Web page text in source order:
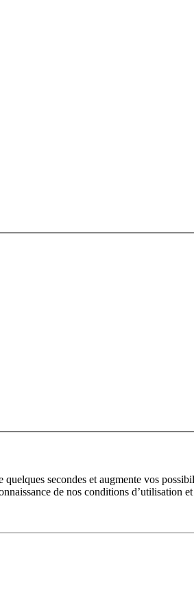
secondes et augmente vos
de nos conditions